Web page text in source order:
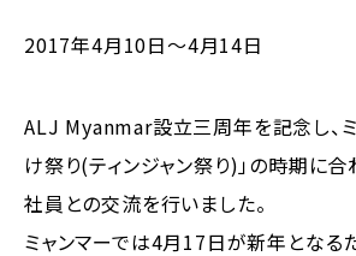
2017年4月10日〜4月14日
ALJ Myanmar設立三周年を記念し、
け祭り(ティンジャン祭り)」の時期に合
社員との交流を行いました。
ミャンマーでは4月17日が新年となる